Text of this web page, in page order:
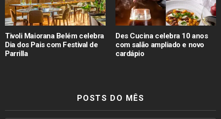
Tivoli Maiorana Belém celebra
Dia dos Pais com Festival de
Parrilla
Des Cucina celebra 10 anos
com salão ampliado e novo
cardápio
POSTS DO MÊS